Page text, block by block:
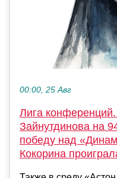
00:00, 25 Авг
Лига
Зайнутдинова на
победу над
Кокорина